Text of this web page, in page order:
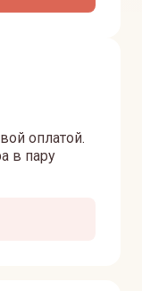
оплатой.
в пару